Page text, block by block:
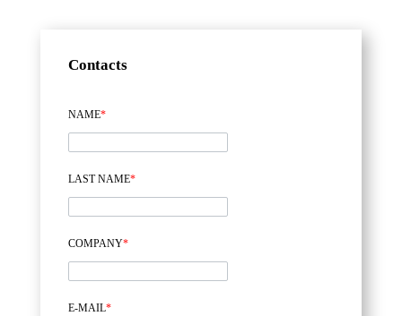
Contacts
NAME*
LAST NAME*
COMPANY*
E-MAIL*